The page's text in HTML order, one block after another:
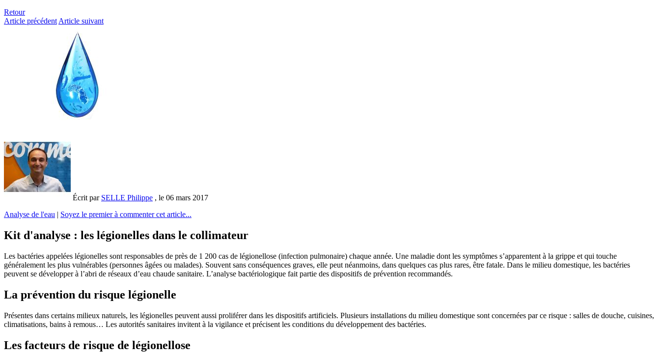
Retour
Article précédent Article suivant
Écrit par SELLE Philippe , le 06 mars 2017
Analyse de l'eau | Soyez le premier à commenter cet article...
Kit d'analyse : les légionelles dans le collimateur
Les bactéries appelées légionelles sont responsables de près de 1 200 cas de légionellose (infection pulmonaire) chaque année. Une maladie dont les symptômes s’apparentent à la grippe et qui touche
généralement les plus vulnérables (personnes âgées ou malades). Souvent sans conséquences graves, elle peut néanmoins, dans quelques cas plus rares, être fatale. Dans le milieu domestique, les bactéries
peuvent se développer à l’abri de réseaux d’eau chaude sanitaire. L’analyse bactériologique fait partie des dispositifs de prévention recommandés.
La prévention du risque légionelle
Présentes dans certains milieux naturels, les légionelles peuvent aussi proliférer dans les dispositifs artificiels. Plusieurs installations du milieu domestique sont concernées par ce risque : salles de douche, cuisines,
climatisations, bains à remous… Les autorités sanitaires invitent à la vigilance et précisent les conditions du développement des bactéries.
Les facteurs de risque de légionellose